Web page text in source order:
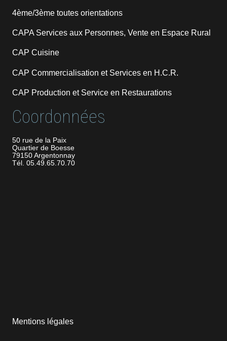
4ème/3ème toutes orientations
CAPA Services aux Personnes, Vente en Espace Rural
CAP Cuisine
CAP Commercialisation et Services en H.C.R.
CAP Production et Service en Restaurations
Coordonnées
50 rue de la Paix
Quartier de Boesse
79150 Argentonnay
Tél. 05.49.65.70.70
Mentions légales